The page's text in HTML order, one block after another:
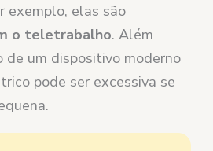
exemplo, elas são
o teletrabalho. Além
de um dispositivo moderno
pode ser excessiva se